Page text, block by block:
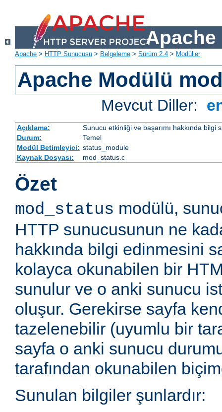
Apache
Apache > HTTP Sunucusu > Belgeleme > Sürüm 2.4 > Modüller
Apache Modülü
Mevcut Diller:
Açıklama:
Sunucu etkinliği ve başarımı hakkında bilgi
Durum:
Temel
Modül Betimleyici: status_module
Kaynak Dosyası:
mod_status.c
Özet
mod_status modülü,
HTTP sunucusunun ne
hakkında bilgi edinmesini
kolayca okunabilen bir
sunulur ve o anki sunucu
oluşur. Gerekirse sayfa
tazelenebilir (uyumlu bir
sayfa o anki sunucu
tarafından okunabilen
Sunulan bilgiler şunlardır: